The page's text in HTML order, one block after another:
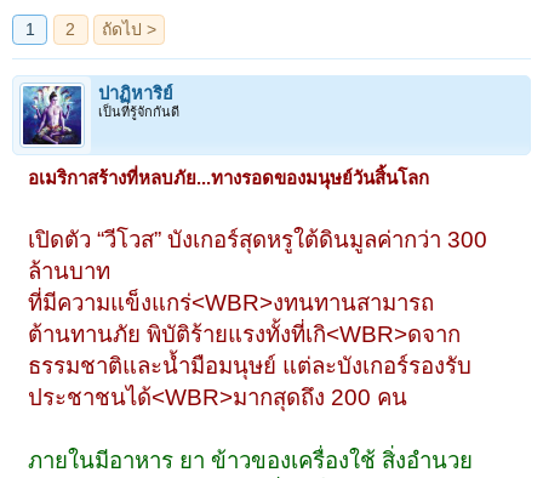
ปาฏิหาริย์
เป็นที่รู้จักกันดี
อเมริกาสร้างที่หลบภัย...ทางรอดของมนุษย์วันสิ้นโลก
เปิดตัว “วีโวส” บังเกอร์สุดหรูใต้ดินมูลค่ากว่า 300
ล้านบาท
ที่มีความแข็งแกร่<WBR>งทนทานสามารถ
ต้านทานภัย พิบัติร้ายแรงทั้งที่เกิ<WBR>ดจาก
ธรรมชาติและน้ำมือมนุษย์ แต่ละบังเกอร์รองรับ
ประชาชนได้<WBR>มากสุดถึง 200 คน
ภายในมีอาหาร ยา ข้าวของเครื่องใช้ สิ่งอำนวย